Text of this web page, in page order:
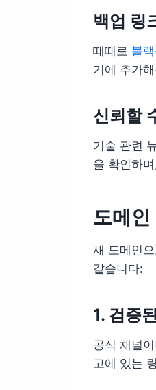
백업 링
때때로 블
기에 추가
신뢰할
기술 관련
을 확인하
도메
새 도메인
같습니다:
1. 검증
공식 채널
고에 있는